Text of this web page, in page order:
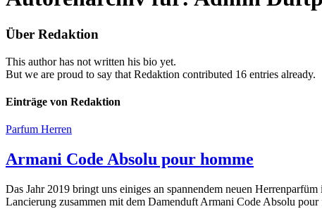
Über Redaktion
This author has not written his bio yet.
But we are proud to say that Redaktion contributed 16 entries already.
Einträge von Redaktion
Parfum Herren
Armani Code Absolu pour homme
Das Jahr 2019 bringt uns einiges an spannendem neuen
Lancierung zusammen mit dem Damenduft Armani Code Absolu